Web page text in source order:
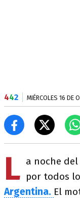
442 MIÉRCOLES 16 DE
L a noche
por todos
Argentina. El